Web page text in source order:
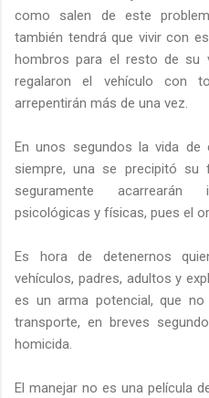
como salen de este
también tendrá que vivir con
hombros para el resto de su
regalaron el vehículo con
arrepentirán más de una vez.
En unos segundos la vida de
siempre, una se precipitó
seguramente acarrearán
psicológicas y físicas, pues el
Es hora de detenernos
vehículos, padres, adultos y
es un arma potencial, que
transporte, en breves
homicida.
El manejar no es una película